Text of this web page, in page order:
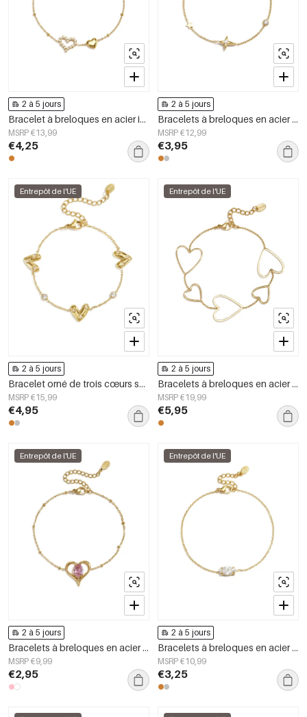
2 à 5 jours
Bracelet à breloques en acier inoxydable plaqué or 14 carats, motif cœur, collection Daily Simple, bijoux pour femmes
MSRP €13,99
€4,25
2 à 5 jours
Bracelets à breloques en acier inoxydable, collection Étoile Simple Daily Simple, bijoux pour femmes
MSRP €12,99
€3,95
Entrepôt de l'UE
2 à 5 jours
Bracelet orné de trois cœurs sertis de pierres rondes en oxyde de zirconium.
MSRP €15,99
€4,95
Entrepôt de l'UE
2 à 5 jours
Bracelets à breloques en acier inoxydable plaqué or 14 carats avec cœur, collection simple pour tous les jours, bijoux pour femmes
MSRP €19,99
€5,95
Entrepôt de l'UE
2 à 5 jours
Bracelets à breloques en acier inoxydable en forme de cœur, collection Daily Simple, bijoux pour femmes
MSRP €9,99
€2,95
Entrepôt de l'UE
2 à 5 jours
Bracelets à breloques en acier inoxydable, forme elliptique, collection Simple Daily Simple, bijoux pour femmes
MSRP €10,99
€3,25